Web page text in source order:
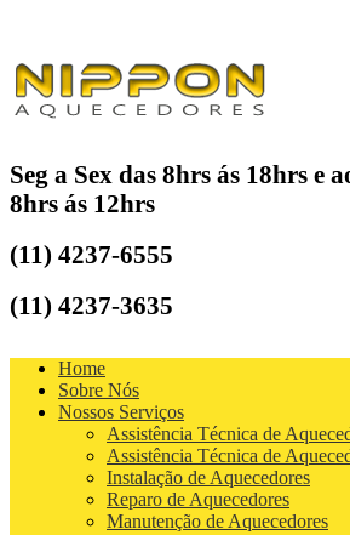
Seg a Sex das 8hrs ás 18hrs e
8hrs ás 12hrs
(11) 4237-6555
(11) 4237-3635
Home
Sobre Nós
Nossos Serviços
Assistência Técnica de
Assistência Técnica de
Instalação de Aquecedores
Reparo de Aquecedores
Manutenção de Aquecedores